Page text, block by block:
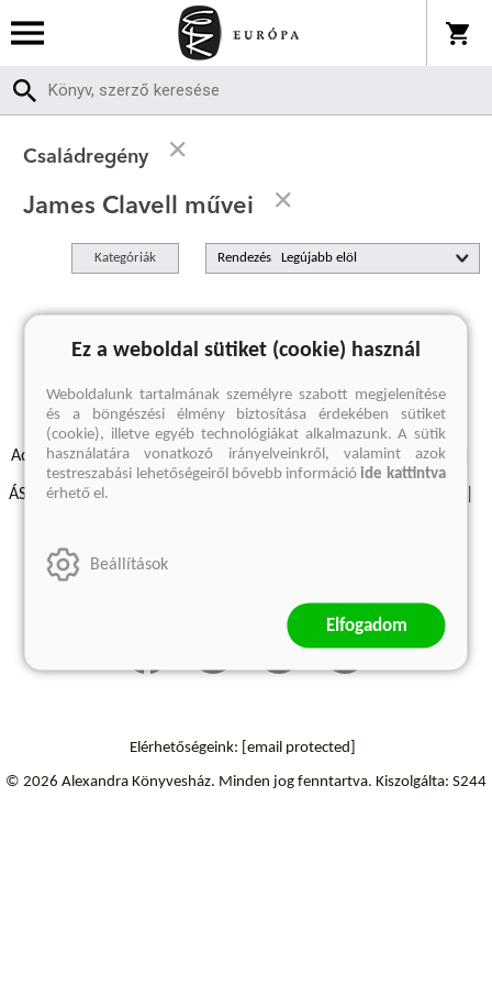
Családregény
James Clavell művei
Kategóriák Rendezés
A keresett kifejezésre nincs találat
Adatvédelmi szabályzatok Elállási felmondási nyilatkozat
ÁSZF - Vásárlási feltételek
Szállítási információk
Elérhetőségeink: [email protected]
© 2026 Alexandra Könyvesház. Minden jog fenntartva. Kiszolgálta: S244
Ez a weboldal sütiket (cookie) használ
Weboldalunk tartalmának személyre szabott megjelenítése
és a böngészési élmény biztosítása érdekében sütiket
(cookie), illetve egyéb technológiákat alkalmazunk. A sütik
használatára vonatkozó irányelveinkről, valamint azok
testreszabási lehetőségeiről bővebb információide kattintva
érhető el.
Beállítások
Elfogadom